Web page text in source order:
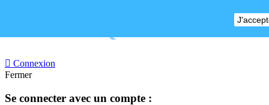
 Connexion
Fermer
Se connecter avec un compte :